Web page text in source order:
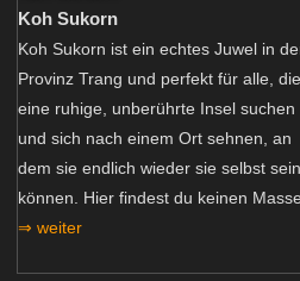
Koh Sukorn
Koh Sukorn ist ein echtes Juwel in
Provinz Trang und perfekt für alle, die
eine ruhige, unberührte Insel suchen
und sich nach einem Ort sehnen, an
dem sie endlich wieder sie selbst sein
können. Hier findest du keinen
⇒ weiter